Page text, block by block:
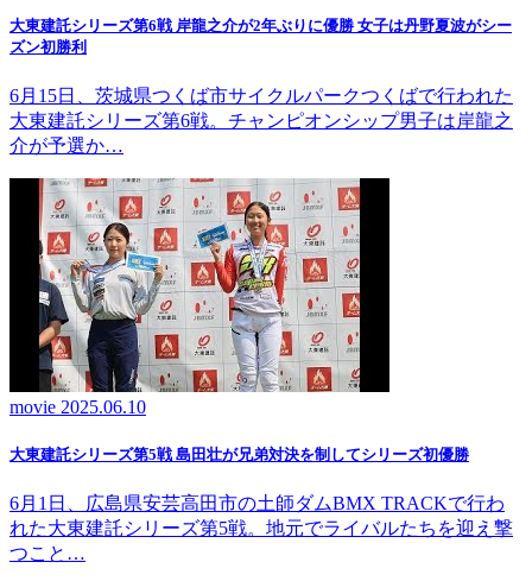
大東建託シリーズ第6戦 岸龍之介が2年ぶりに優勝 女子は丹野夏波がシー
ズン初勝利
6月15日、茨城県つくば市サイクルパークつくばで行われた
大東建託シリーズ第6戦。チャンピオンシップ男子は岸龍之
介が予選か…
movie 2025.06.10
大東建託シリーズ第5戦 島田壮が兄弟対決を制してシリーズ初優勝
6月1日、広島県安芸高田市の土師ダムBMX TRACKで行わ
れた大東建託シリーズ第5戦。地元でライバルたちを迎え撃
つこと…